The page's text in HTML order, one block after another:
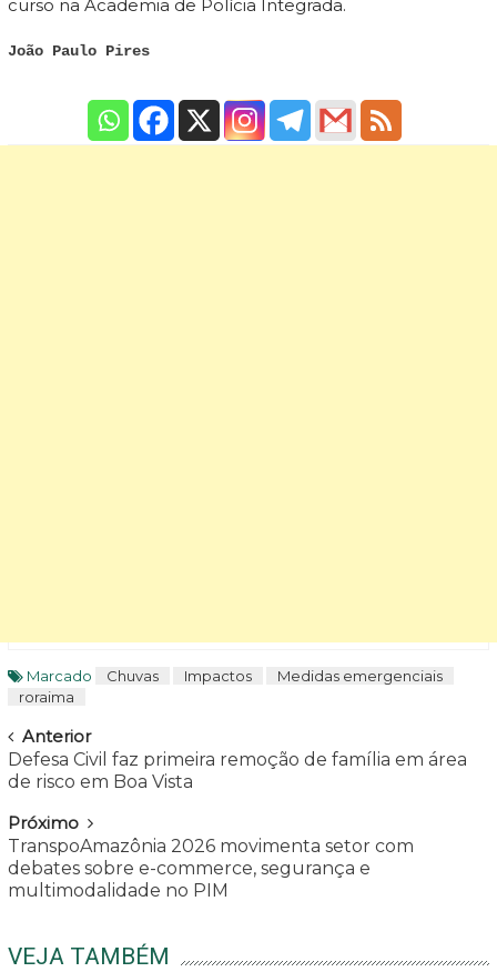
curso na Academia de Polícia Integrada.
João Paulo Pires
Marcado Chuvas Impactos
Medidas emergenciais
roraima
Navegar
Anterior
Defesa Civil faz primeira remoção de família em área
de risco em Boa Vista
Próximo
TranspoAmazônia 2026 movimenta setor com
debates sobre e-commerce, segurança e
multimodalidade no PIM
VEJA TAMBÉM